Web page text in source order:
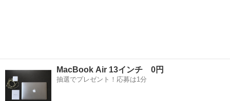
MacBook Air 13インチ 0円
抽選でプレゼント！応募は1分